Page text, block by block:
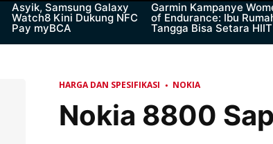
Asyik, Samsung Galaxy
Watch8 Kini Dukung NFC
Pay myBCA
Garmin Kampanye
of Endurance: Ibu
Tangga Bisa Setara HIIT
HARGA DAN SPESIFIKASI NOKIA
Nokia 8800